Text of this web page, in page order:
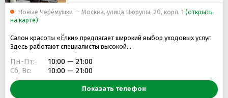
Новые Черёмушки — Москва, улица Цюрупы, 20, корп. 1 (открыть
на карте)
Салон красоты «Ёлки» предлагает широкий выбор уходовых услуг.
Здесь работают специалисты высокой…
Пн-Пт:
10:00 — 21:00
Сб, Вс:
10:00 — 21:00
Показать телефон